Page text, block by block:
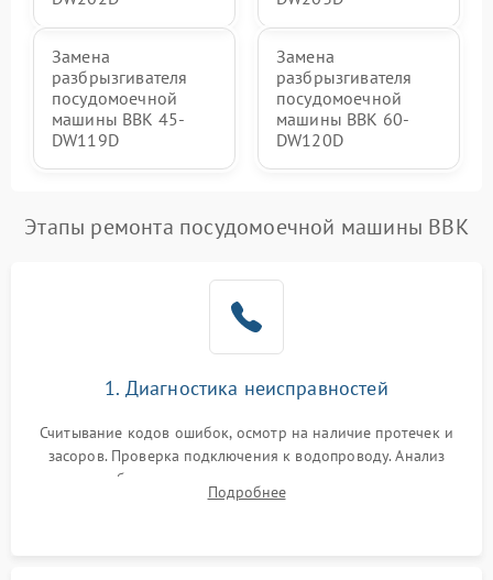
Замена
разбрызгивателя
посудомоечной
машины BBK 45-
DW119D
Замена
разбрызгивателя
посудомоечной
машины BBK 60-
DW120D
Этапы ремонта посудомоечной машины BBK
1. Диагностика неисправностей
Считывание кодов ошибок, осмотр на наличие протечек и
засоров. Проверка подключения к водопроводу. Анализ
жалоб на отсутствие слива, нагрева, вращения
разбрызгивателей или срабатывание системы защиты
Подробнее